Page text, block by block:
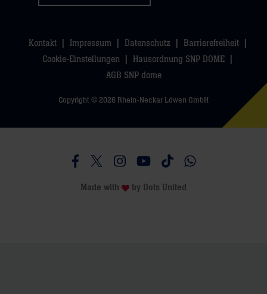
Kontakt Impressum Datenschutz
Barrierefreiheit
Cookie-Einstellungen
Hausordnung SNP DOME
AGB SNP dome
Copyright © 2026 Rhein-Neckar Löwen GmbH
Besucht uns auf Facebook
Besucht uns auf Twitter
Besucht uns auf Instagram
Besucht uns auf Youtube
Besucht uns auf
Besucht uns auf
Made with by Dots United